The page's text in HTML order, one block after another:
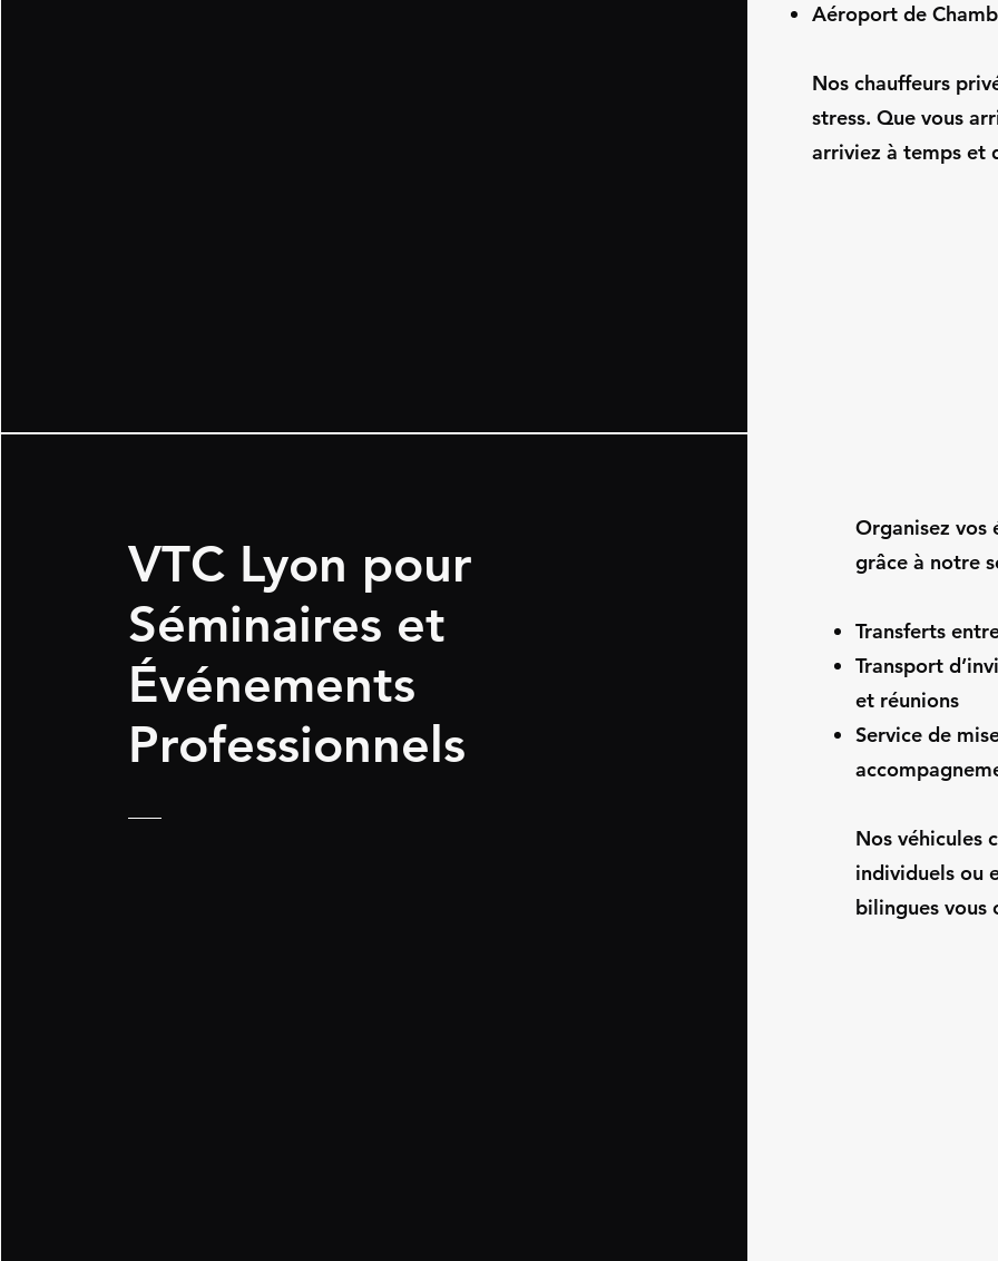
Aéroport de
Nos chauffeurs
stress. Que vous
arriviez à temps et
VTC Lyon pour
Séminaires et
Événements
Professionnels
Organisez vos
grâce à notre
Transferts
Transport
et réunions
Service de
Nos véhicules
individuels ou
bilingues vous